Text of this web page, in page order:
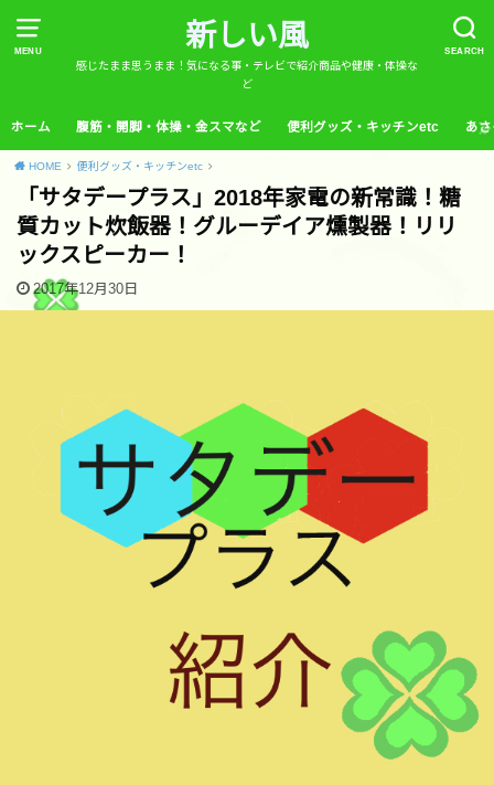
MENU SEARCH
新しい風
感じたまま思うまま！気になる事・テレビで紹介商品や健康・体操な
ど
ホーム 腹筋・開脚・体操・金スマなど 便利グッズ・キッチンetc あ
HOME 便利グッズ・キッチンetc
「サタデープラス」2018年家電の新常識！糖
質カット炊飯器！グルーデイア燻製器！リリ
ックスピーカー！
2017年12月30日